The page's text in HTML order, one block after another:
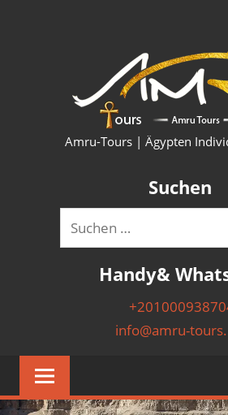
Amru-Tours | Ägypten
Suchen
Suchen
nach:
Handy&
info@amru-